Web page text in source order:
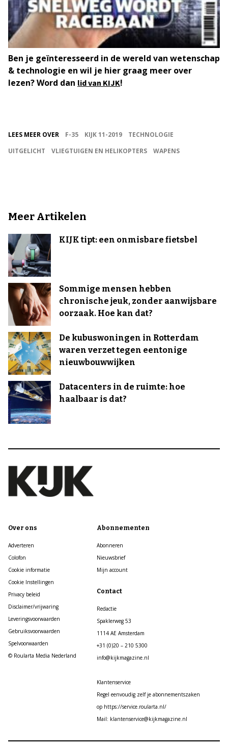
Ben je geïnteresseerd in de wereld van wetenschap
& technologie en wil je hier graag meer over
lezen? Word dan lid van KIJK!
LEES MEER OVER F-35 KIJK 11-2019
TECHNOLOGIE
UITGELICHT
VLIEGTUIGEN EN HELIKOPTERS WAPENS
Meer Artikelen
KIJK tipt: een onmisbare fietsbel
Sommige mensen hebben
chronische jeuk, zonder aanwijsbare
oorzaak. Hoe kan dat?
De kubuswoningen in Rotterdam
waren verzet tegen eentonige
nieuwbouwwijken
Datacenters in de ruimte: hoe
haalbaar is dat?
Over ons
Adverteren
Colofon
Cookie informatie
Cookie Instellingen
Privacy beleid
Disclaimer/vrijwaring
Leveringsvoorwaarden
Gebruiksvoorwaarden
Spelvoorwaarden
© Roularta Media Nederland
Abonnementen
Abonneren
Nieuwsbrief
Mijn account
Contact
Redactie
Spaklerweg 53
1114 AE Amsterdam
+31 (0)20 – 210 5300
info@kijkmagazine.nl
Klantenservice
Regel eenvoudig zelf je abonnementszaken
op https://service.roularta.nl/
Mail: klantenservice@kijkmagazine.nl